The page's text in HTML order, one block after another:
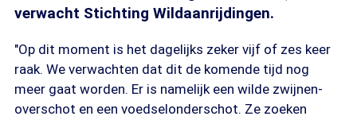
verwacht Stichting Wildaanrijdingen.
"Op dit moment is het dagelijks zeker vijf of zes keer
raak. We verwachten dat dit de komende tijd nog
meer gaat worden. Er is namelijk een wilde zwijnen-
overschot en een voedselonderschot. Ze zoeken